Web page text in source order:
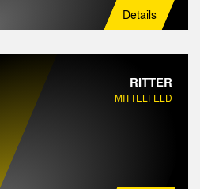
Details
RITTER
MITTELFELD